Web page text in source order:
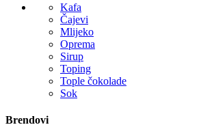
Kafa
Čajevi
Mlijeko
Oprema
Sirup
Toping
Tople čokolade
Sok
Brendovi